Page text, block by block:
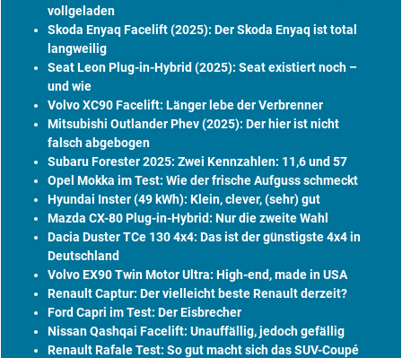
vollgeladen
Skoda Enyaq Facelift (2025): Der Skoda Enyaq ist total
langweilig
Seat Leon Plug-in-Hybrid (2025): Seat existiert noch –
und wie
Volvo XC90 Facelift: Länger lebe der Verbrenner
Mitsubishi Outlander Phev (2025): Der hier ist nicht
falsch abgebogen
Subaru Forester 2025: Zwei Kennzahlen: 11,6 und 57
Opel Mokka im Test: Wie der frische Aufguss schmeckt
Hyundai Inster (49 kWh): Klein, clever, (sehr) gut
Mazda CX-80 Plug-in-Hybrid: Nur die zweite Wahl
Dacia Duster TCe 130 4x4: Das ist der günstigste 4x4 in
Deutschland
Volvo EX90 Twin Motor Ultra: High-end, made in USA
Renault Captur: Der vielleicht beste Renault derzeit?
Ford Capri im Test: Der Eisbrecher
Nissan Qashqai Facelift: Unauffällig, jedoch gefällig
Renault Rafale Test: So gut macht sich das SUV-Coupé